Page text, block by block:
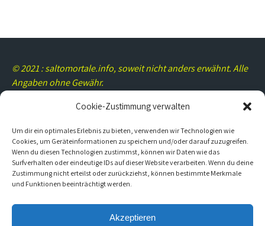
Cookie-Zustimmung verwalten
Um dir ein optimales Erlebnis zu bieten, verwenden wir Technologien wie
Cookies, um Geräteinformationen zu speichern und/oder darauf zuzugreifen.
Wenn du diesen Technologien zustimmst, können wir Daten wie das
Surfverhalten oder eindeutige IDs auf dieser Website verarbeiten. Wenn du deine
Zustimmung nicht erteilst oder zurückziehst, können bestimmte Merkmale
und Funktionen beeinträchtigt werden.
Akzeptieren
© 2021 : saltomortale.info, soweit nicht anders erwähnt. Alle
Angaben ohne Gewähr.
Rechtliches/Kontakt
Impressum
Datenschutz
Cookie-Richtlinie (EU)